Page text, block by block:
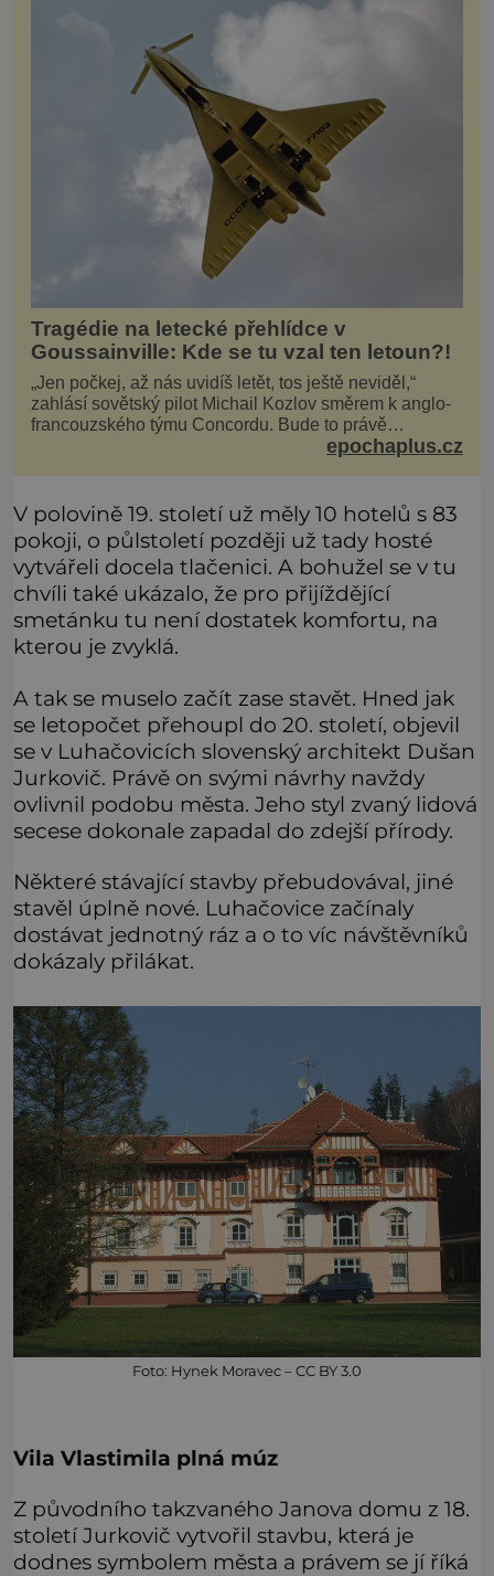
Tragédie na letecké přehlídce v
Goussainville: Kde se tu vzal ten letoun?!
„Jen počkej, až nás uvidíš letět, tos ještě neviděl,“
zahlásí sovětský pilot Michail Kozlov směrem k anglo-
francouzského týmu Concordu. Bude to právě
konkurenční boj, co bude stát za smrtí celé 6členné
epochaplus.cz
V polovině 19. století už měly 10 hotelů s 83
pokoji, o půlstoletí později už tady hosté
vytvářeli docela tlačenici. A bohužel se v tu
chvíli také ukázalo, že pro přijíždějící
smetánku tu není dostatek komfortu, na
kterou je zvyklá.
A tak se muselo začít zase stavět. Hned jak
se letopočet přehoupl do 20. století, objevil
se v Luhačovicích slovenský architekt Dušan
Jurkovič. Právě on svými návrhy navždy
ovlivnil podobu města. Jeho styl zvaný lidová
secese dokonale zapadal do zdejší přírody.
Některé stávající stavby přebudovával, jiné
stavěl úplně nové. Luhačovice začínaly
dostávat jednotný ráz a o to víc návštěvníků
dokázaly přilákat.
Foto: Hynek Moravec – CC BY 3.0
Vila Vlastimila plná múz
Z původního takzvaného Janova domu z 18.
století Jurkovič vytvořil stavbu, která je
dodnes symbolem města a právem se jí říká